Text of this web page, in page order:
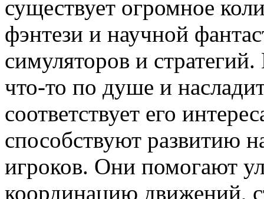
существует огромное
фэнтези и научной
симуляторов и
что-то по душе и
соответствует его
способствуют развитию
игроков. Они помогают
координацию движений,